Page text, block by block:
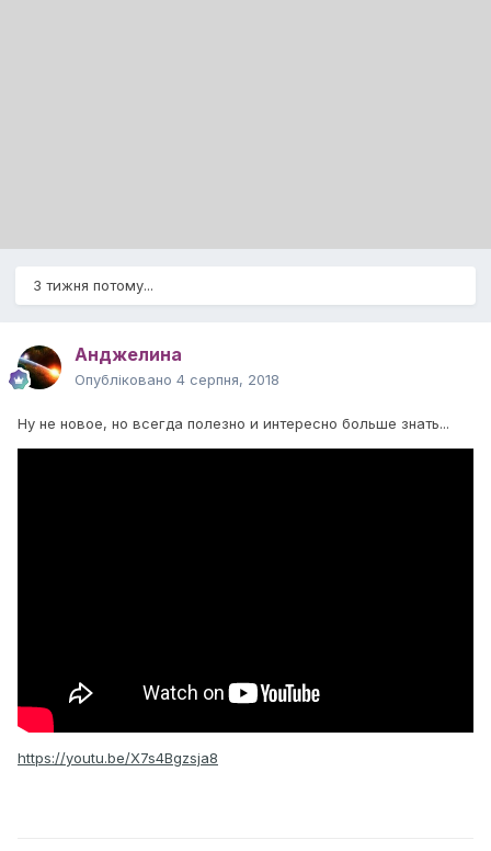
3 тижня потому...
Анджелина
Опубліковано 4 серпня, 2018
Ну не новое, но всегда полезно и интересно больше знать...
https://youtu.be/X7s4Bgzsja8